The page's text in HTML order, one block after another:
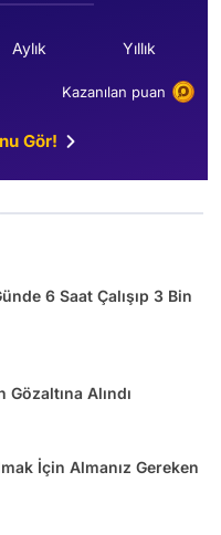
Aylık Yıllık
Kazanılan puan
Gör!
6 Saat Çalışıp 3 Bin
Alındı
İçin Almanız Gereken